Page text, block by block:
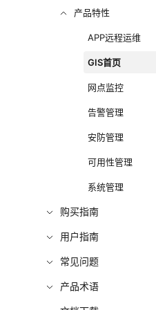
产品特性
APP远程运维
GIS首页
网点监控
告警管理
安防管理
可用性管理
系统管理
购买指南
用户指南
常见问题
产品术语